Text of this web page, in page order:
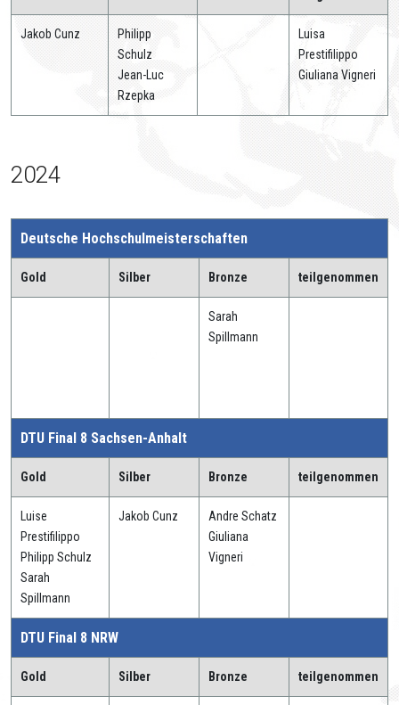
Jakob Cunz
Philipp
Schulz
Jean-Luc
Rzepka
Luisa
Prestifilippo
Giuliana Vigneri
2024
Deutsche Hochschulmeisterschaften
Gold Silber Bronze teilgenommen
Sarah
Spillmann
DTU Final 8 Sachsen-Anhalt
Gold Silber Bronze teilgenommen
Luise
Prestifilippo
Philipp Schulz
Sarah
Spillmann
Jakob Cunz
Andre Schatz
Giuliana
Vigneri
DTU Final 8 NRW
Gold Silber Bronze teilgenommen